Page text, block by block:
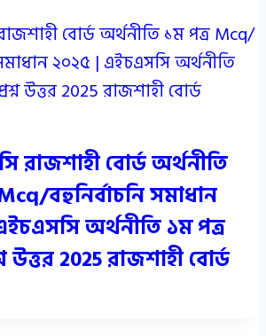
রাজশাহী বোর্ড অর্থনীতি
বহুনির্বাচনি সমাধান
অর্থনীতি ১ম পত্র
উত্তর 2025 রাজশাহী বোর্ড